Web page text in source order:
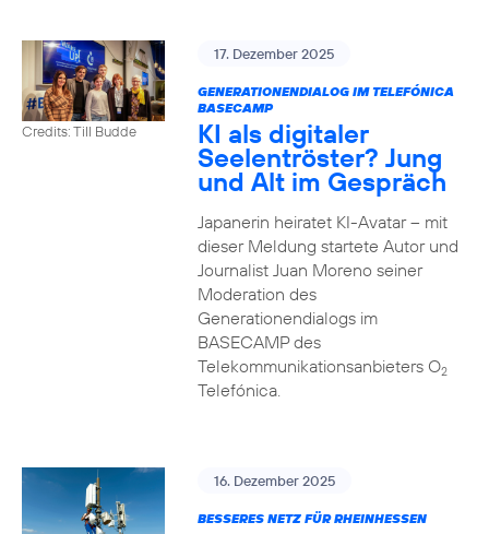
Credits: Till Budde
17. Dezember 2025
GENERATIONENDIALOG IM TELEFÓNICA
BASECAMP
KI als digitaler
Seelentröster? Jung
und Alt im Gespräch
Japanerin heiratet KI-Avatar – mit
dieser Meldung startete Autor und
Journalist Juan Moreno seiner
Moderation des
Generationendialogs im
BASECAMP des
Telekommunikationsanbieters O2
Telefónica.
16. Dezember 2025
BESSERES NETZ FÜR RHEINHESSEN